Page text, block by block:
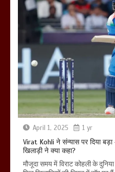
April 1, 2025 1 yr
Virat Kohli ने संन्यास पर दिया
खिलाड़ी ने क्या कहा?
मौजूदा समय में विराट कोहली के